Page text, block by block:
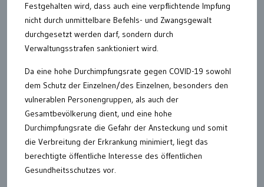
Festgehalten wird, dass auch eine verpflichtende Impfung
nicht durch unmittelbare Befehls- und Zwangsgewalt
durchgesetzt werden darf, sondern durch
Verwaltungsstrafen sanktioniert wird.
Da eine hohe Durchimpfungsrate gegen COVID-19 sowohl
dem Schutz der Einzelnen/des Einzelnen, besonders den
vulnerablen Personengruppen, als auch der
Gesamtbevölkerung dient, und eine hohe
Durchimpfungsrate die Gefahr der Ansteckung und somit
die Verbreitung der Erkrankung minimiert, liegt das
berechtigte öffentliche Interesse des öffentlichen
Gesundheitsschutzes vor.